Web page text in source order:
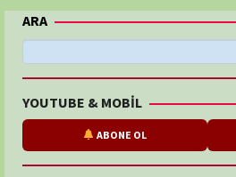
ARA
YOUTUBE & MOBİL
ABONE OL